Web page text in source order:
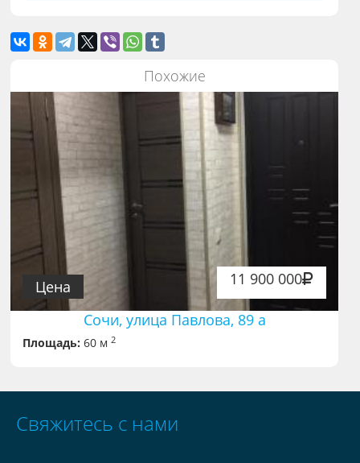
Похожие
11 900 000
Цена
Сочи, улица Павлова, 89 а
Площадь: 60 м2
Свяжитесь с нами